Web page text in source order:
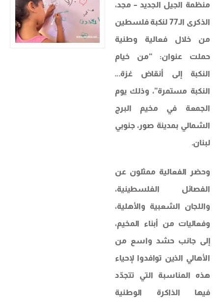
منظمة الجيل الجديد – مجد،
الذكرى الـ77 لنكبة فلسطين
من خلال فعالية وطنية
حملت عنوان: “من خيام
النكبة إلى أنقاض غزة…
النكبة مستمرة”، وذلك يوم
الجمعة في مخيم البرج
الشمالي بمدينة صور، جنوبي
لبنان.
وحضر الفعالية ممثلون عن
الفصائل الفلسطينية،
واللجان الشعبية والأهلية،
وفعاليات من أبناء المخيم،
إلى جانب حشد واسع من
الأهالي الذين توافدوا لإحياء
هذه المناسبة التي تتجدّد
فيها الذاكرة الوطنية